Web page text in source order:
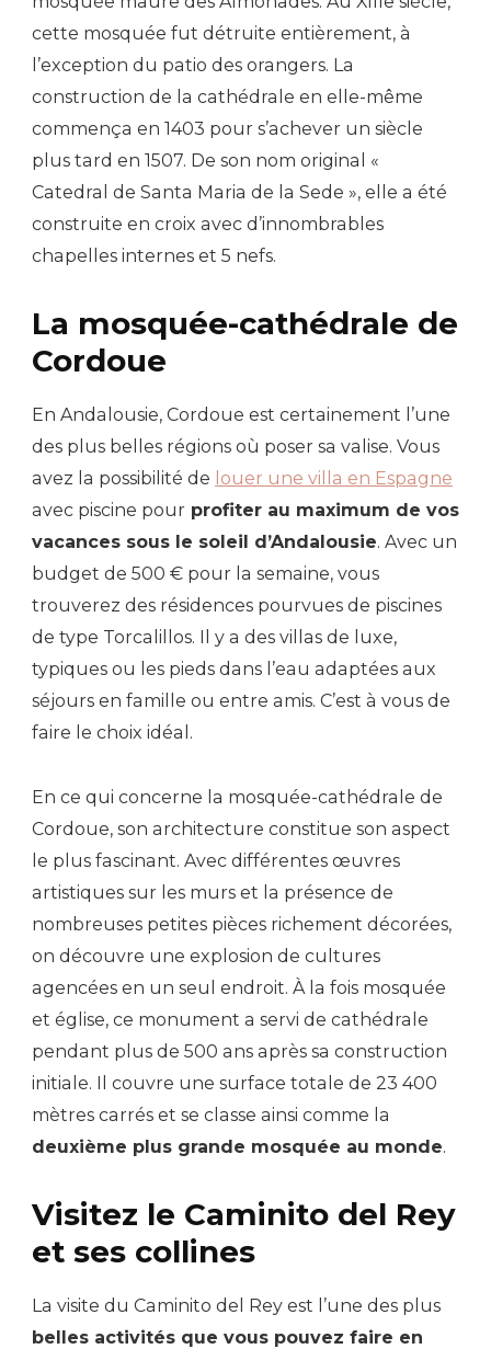
cette mosquée fut détruite entièrement, à
l’exception du patio des orangers. La
construction de la cathédrale en elle-même
commença en 1403 pour s’achever un siècle
plus tard en 1507. De son nom original «
Catedral de Santa Maria de la Sede », elle a été
construite en croix avec d’innombrables
chapelles internes et 5 nefs.
La mosquée-cathédrale de
Cordoue
En Andalousie, Cordoue est certainement l’une
des plus belles régions où poser sa valise. Vous
avez la possibilité de louer une villa en Espagne
avec piscine pour profiter au maximum de vos
vacances sous le soleil d’Andalousie. Avec un
budget de 500 € pour la semaine, vous
trouverez des résidences pourvues de piscines
de type Torcalillos. Il y a des villas de luxe,
typiques ou les pieds dans l’eau adaptées aux
séjours en famille ou entre amis. C’est à vous de
faire le choix idéal.
En ce qui concerne la mosquée-cathédrale de
Cordoue, son architecture constitue son aspect
le plus fascinant. Avec différentes œuvres
artistiques sur les murs et la présence de
nombreuses petites pièces richement décorées,
on découvre une explosion de cultures
agencées en un seul endroit. À la fois mosquée
et église, ce monument a servi de cathédrale
pendant plus de 500 ans après sa construction
initiale. Il couvre une surface totale de 23 400
mètres carrés et se classe ainsi comme la
deuxième plus grande mosquée au monde.
Visitez le Caminito del Rey
et ses collines
La visite du Caminito del Rey est l’une des plus
belles activités que vous pouvez faire en